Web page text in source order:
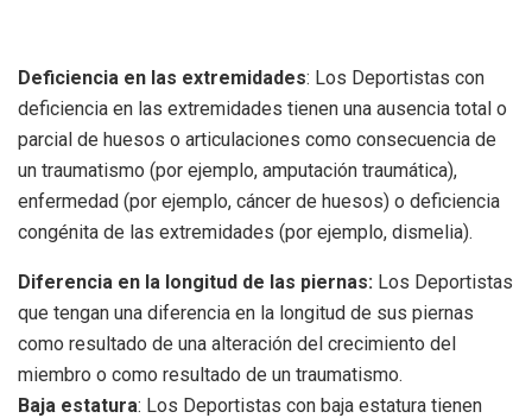
Deficiencia en las extremidades: Los Deportistas con
deficiencia en las extremidades tienen una ausencia total o
parcial de huesos o articulaciones como consecuencia de
un traumatismo (por ejemplo, amputación traumática),
enfermedad (por ejemplo, cáncer de huesos) o deficiencia
congénita de las extremidades (por ejemplo, dismelia).
Diferencia en la longitud de las piernas: Los Deportistas
que tengan una diferencia en la longitud de sus piernas
como resultado de una alteración del crecimiento del
miembro o como resultado de un traumatismo.
Baja estatura: Los Deportistas con baja estatura tienen